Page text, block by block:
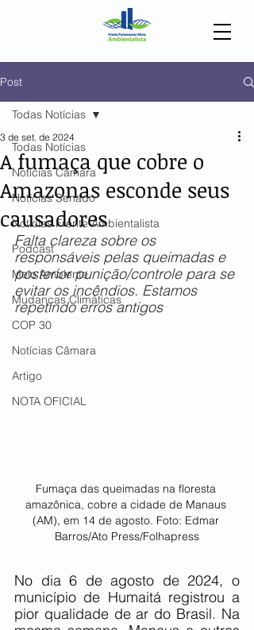
Post
Todas Notícias
Notícias Câmara
Notícias Senado
Notícias Frente Ambientalista
Podcast
Meio Ambiente
Mudanças Climáticas
COP 30
Notícias Câmara
Artigo
NOTA OFICIAL
Todas Notícias
A fumaça que cobre o
Amazonas esconde seus
causadores
3 de set. de 2024
Falta clareza sobre os
responsáveis pelas queimadas e
posterior punição/controle para se
evitar os incêndios. Estamos
repetindo erros antigos
Fumaça das queimadas na floresta
amazônica, cobre a cidade de Manaus
(AM), em 14 de agosto. Foto: Edmar
Barros/Ato Press/Folhapress
No dia 6 de agosto de 2024, o
município de Humaitá registrou a
pior qualidade de ar do Brasil. Na